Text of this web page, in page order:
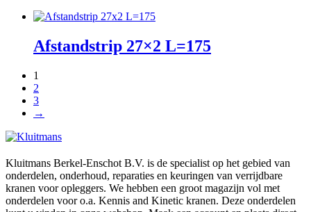
Afstandstrip 27×2 L=175
1
2
3
→
Kluitmans Berkel-Enschot B.V. is de specialist op het gebied van
onderdelen, onderhoud, reparaties en keuringen van verrijdbare
kranen voor opleggers. We hebben een groot magazijn vol met
onderdelen voor o.a. Kennis and Kinetic kranen. Deze onderdelen